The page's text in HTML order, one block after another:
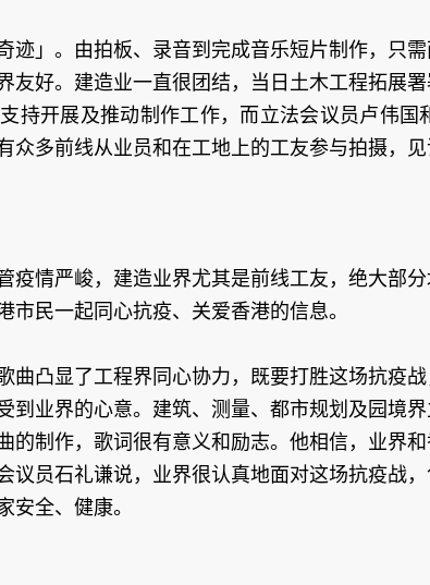
迹」。由拍板、录音到完成音乐短片制作，只
友好。建造业一直很团结，当日土木工程拓展
持开展及推动制作工作，而立法会议员卢伟
众多前线从业员和在工地上的工友参与拍摄，见
疫情严峻，建造业界尤其是前线工友，绝大部分
市民一起同心抗疫、关爱香港的信息。
曲凸显了工程界同心协力，既要打胜这场抗疫
到业界的心意。建筑、测量、都市规划及园境
的制作，歌词很有意义和励志。他相信，业界
议员石礼谦说，业界很认真地面对这场抗疫战
安全、健康。